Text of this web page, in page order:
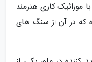
موزائیک کاری هنرمند
که در آن از سنگ های